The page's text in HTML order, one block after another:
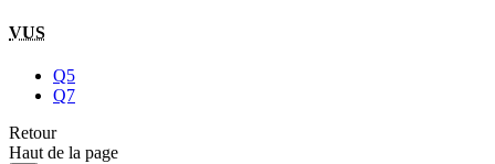
VUS
Q5
Q7
Retour
Haut de la page